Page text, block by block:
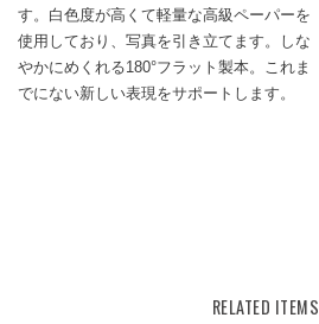
す。白色度が高くて軽量な高級ペーパーを
使用しており、写真を引き立てます。しな
やかにめくれる180°フラット製本。これま
でにない新しい表現をサポートします。
RELATED ITEMS